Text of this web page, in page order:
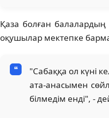
Қаза болған балалардың
оқушылар мектепке
"Сабаққа ол күні
ата-анасымен
білмедім енді", -